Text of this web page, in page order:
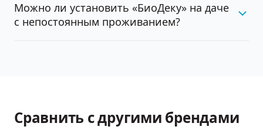
Можно ли установить «БиоДеку» на даче
с непостоянным проживанием?
Сравнить с другими брендами